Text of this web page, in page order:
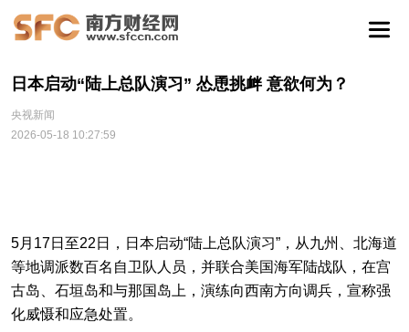
日本启动“陆上总队演习” 怂恿挑衅 意欲何为？
央视新闻
2026-05-18 10:27:59
5月17日至22日，日本启动“陆上总队演习”，从九州、北海道
等地调派数百名自卫队人员，并联合美国海军陆战队，在宫
古岛、石垣岛和与那国岛上，演练向西南方向调兵，宣称强
化威慑和应急处置。